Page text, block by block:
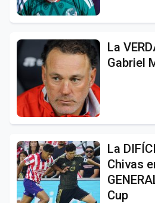
La
Gabriel
La
Chivas
Cup